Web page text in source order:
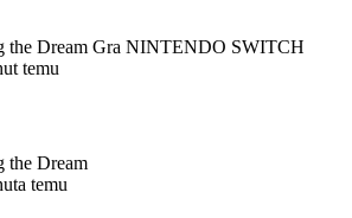
the Dream Gra NINTENDO SWITCH
temu
the Dream
temu